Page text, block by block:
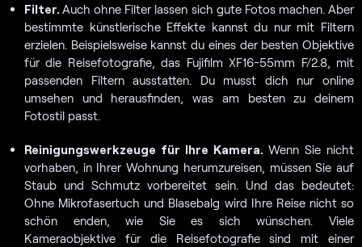
Filter.Auch ohne Filter lassen sich gute Fotos machen. Aber
bestimmte künstlerische Effekte kannst du nur mit Filtern
erzielen. Beispielsweise kannst du eines der besten Objektive
für die Reisefotografie, das Fujifilm XF16-55mm F/2.8, mit
passenden Filtern ausstatten. Du musst dich nur online
umsehen und herausfinden, was am besten zu deinem
Fotostil passt.
Reinigungswerkzeuge für Ihre Kamera. Wenn Sie nicht
vorhaben, in Ihrer Wohnung herumzureisen, müssen Sie auf
Staub und Schmutz vorbereitet sein. Und das bedeutet:
Ohne Mikrofasertuch und Blasebalg wird Ihre Reise nicht so
schön enden, wie Sie es sich wünschen. Viele
Kameraobjektive für die Reisefotografie sind mit einer